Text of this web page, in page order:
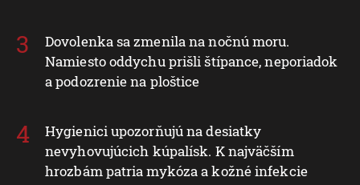
Dovolenka sa zmenila na nočnú moru.
Namiesto oddychu prišli štípance, neporiadok
a podozrenie na ploštice
Hygienici upozorňujú na desiatky
nevyhovujúcich kúpalísk. K najväčším
hrozbám patria mykóza a kožné infekcie